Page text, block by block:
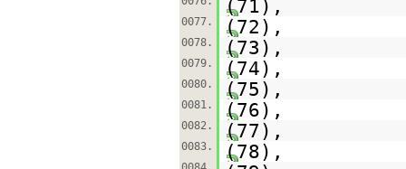
(71),
0077. (72),
0078. (73),
0079. (74),
0080. (75),
0081. (76),
0082. (77),
0083. (78),